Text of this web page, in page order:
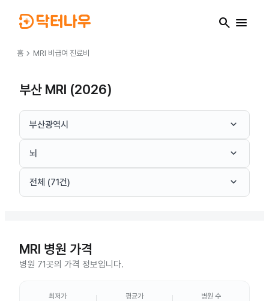
search menu
홈 chevron_right MRI 비급여 진료비
부산 MRI (2026)
부산광역시 keyboard_arrow_down
뇌 keyboard_arrow_down
전체 (71건) keyboard_arrow_down
MRI 병원 가격
병원 71곳의 가격 정보입니다.
최저가 평균가 병원 수